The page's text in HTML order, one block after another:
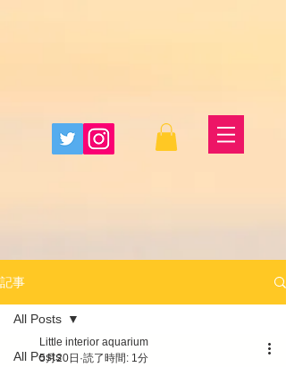
記事
All Posts
All Posts
Little interior aquarium
5月20日 読了時間: 1分